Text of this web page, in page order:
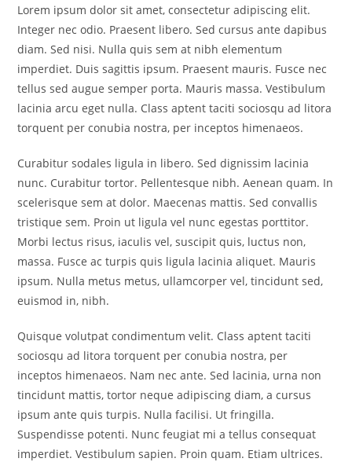
Lorem ipsum dolor sit amet, consectetur adipiscing elit.
Integer nec odio. Praesent libero. Sed cursus ante dapibus
diam. Sed nisi. Nulla quis sem at nibh elementum
imperdiet. Duis sagittis ipsum. Praesent mauris. Fusce nec
tellus sed augue semper porta. Mauris massa. Vestibulum
lacinia arcu eget nulla. Class aptent taciti sociosqu ad litora
torquent per conubia nostra, per inceptos himenaeos.
Curabitur sodales ligula in libero. Sed dignissim lacinia
nunc. Curabitur tortor. Pellentesque nibh. Aenean quam. In
scelerisque sem at dolor. Maecenas mattis. Sed convallis
tristique sem. Proin ut ligula vel nunc egestas porttitor.
Morbi lectus risus, iaculis vel, suscipit quis, luctus non,
massa. Fusce ac turpis quis ligula lacinia aliquet. Mauris
ipsum. Nulla metus metus, ullamcorper vel, tincidunt sed,
euismod in, nibh.
Quisque volutpat condimentum velit. Class aptent taciti
sociosqu ad litora torquent per conubia nostra, per
inceptos himenaeos. Nam nec ante. Sed lacinia, urna non
tincidunt mattis, tortor neque adipiscing diam, a cursus
ipsum ante quis turpis. Nulla facilisi. Ut fringilla.
Suspendisse potenti. Nunc feugiat mi a tellus consequat
imperdiet. Vestibulum sapien. Proin quam. Etiam ultrices.